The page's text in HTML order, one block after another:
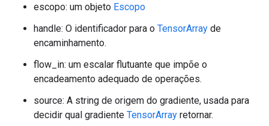
escopo: um objeto Escopo
handle: O identificador para o TensorArray de
encaminhamento.
flow_in: um escalar flutuante que impõe o
encadeamento adequado de operações.
source: A string de origem do gradiente, usada para
decidir qual gradiente TensorArray retornar.